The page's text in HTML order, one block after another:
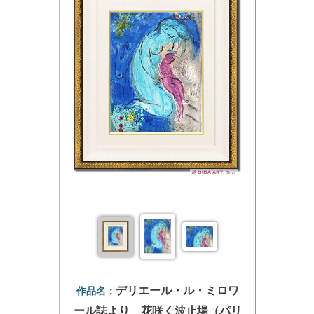
作品名： デリエール・ル・ミロワ
ール誌より 花咲く波止場（パリ